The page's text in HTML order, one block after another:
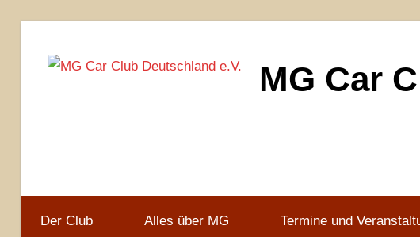
Inhalt
MG Car
Der Club Alles über MG Termine und